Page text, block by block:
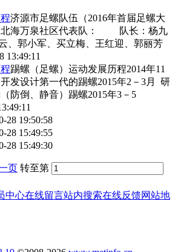
济源市足螺队伍（2016年首届足螺大
北海万泉社区代表队： 队长：杨九
、郭小军、买立梅、王红迎、郭丽芳
13:49:11
踢螺（ 足螺）运动发展历程2014年11
发设计第一代的踢螺2015年2－3月 研
防倒、静音）踢螺2015年3－5
28 19:50:58
28 15:49:55
28 15:49:30
页 转至第
中心在线留言站内搜索在线反馈网站地